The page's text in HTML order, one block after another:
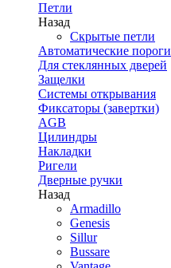
Петли
Назад
Скрытые петли
Автоматические пороги
Для стеклянных дверей
Защелки
Системы открывания
Фиксаторы (завертки)
AGB
Цилиндры
Накладки
Ригели
Дверные ручки
Назад
Armadillo
Genesis
Sillur
Bussare